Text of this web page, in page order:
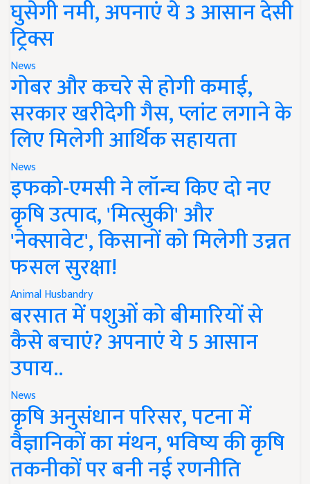
घुसेगी नमी, अपनाएं ये 3 आसान देसी
ट्रिक्स
News
गोबर और कचरे से होगी कमाई,
सरकार खरीदेगी गैस, प्लांट लगाने के
लिए मिलेगी आर्थिक सहायता
News
इफको-एमसी ने लॉन्च किए दो नए
कृषि उत्पाद, 'मित्सुकी' और
'नेक्सावेट', किसानों को मिलेगी उन्नत
फसल सुरक्षा!
Animal Husbandry
बरसात में पशुओं को बीमारियों से
कैसे बचाएं? अपनाएं ये 5 आसान
उपाय..
News
कृषि अनुसंधान परिसर, पटना में
वैज्ञानिकों का मंथन, भविष्य की कृषि
तकनीकों पर बनी नई रणनीति